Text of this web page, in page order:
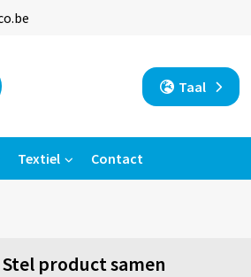
Taal
Textiel Contact
Stel product samen